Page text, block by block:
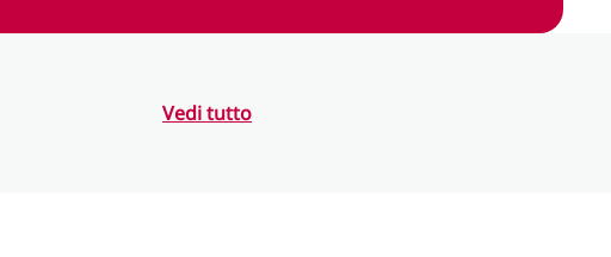
Vedi tutto